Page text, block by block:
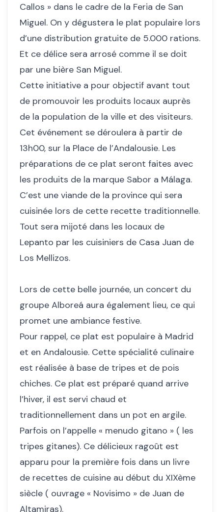
Callos » dans le cadre de la Feria de San
Miguel. On y dégustera le plat populaire lors
d’une distribution gratuite de 5.000 rations.
Et ce délice sera arrosé comme il se doit
par une bière San Miguel.
Cette initiative a pour objectif avant tout
de promouvoir les produits locaux auprès
de la population de la ville et des visiteurs.
Cet événement se déroulera à partir de
13h00, sur la Place de l’Andalousie. Les
préparations de ce plat seront faites avec
les produits de la marque Sabor a Málaga.
C’est une viande de la province qui sera
cuisinée lors de cette recette traditionnelle.
Tout sera mijoté dans les locaux de
Lepanto par les cuisiniers de Casa Juan de
Los Mellizos.
Lors de cette belle journée, un concert du
groupe Alboreá aura également lieu, ce qui
promet une ambiance festive.
Pour rappel, ce plat est populaire à Madrid
et en Andalousie. Cette spécialité culinaire
est réalisée à base de tripes et de pois
chiches. Ce plat est préparé quand arrive
l’hiver, il est servi chaud et
traditionnellement dans un pot en argile.
Parfois on l’appelle « menudo gitano » ( les
tripes gitanes). Ce délicieux ragoût est
apparu pour la première fois dans un livre
de recettes de cuisine au début du XIXème
siècle ( ouvrage « Novisimo » de Juan de
Altamiras).